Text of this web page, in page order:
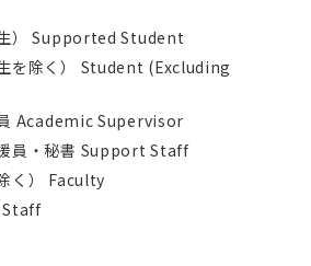
） Supported Student
を除く） Student (Excluding
Academic Supervisor
員・秘書 Support Staff
く） Faculty
Staff